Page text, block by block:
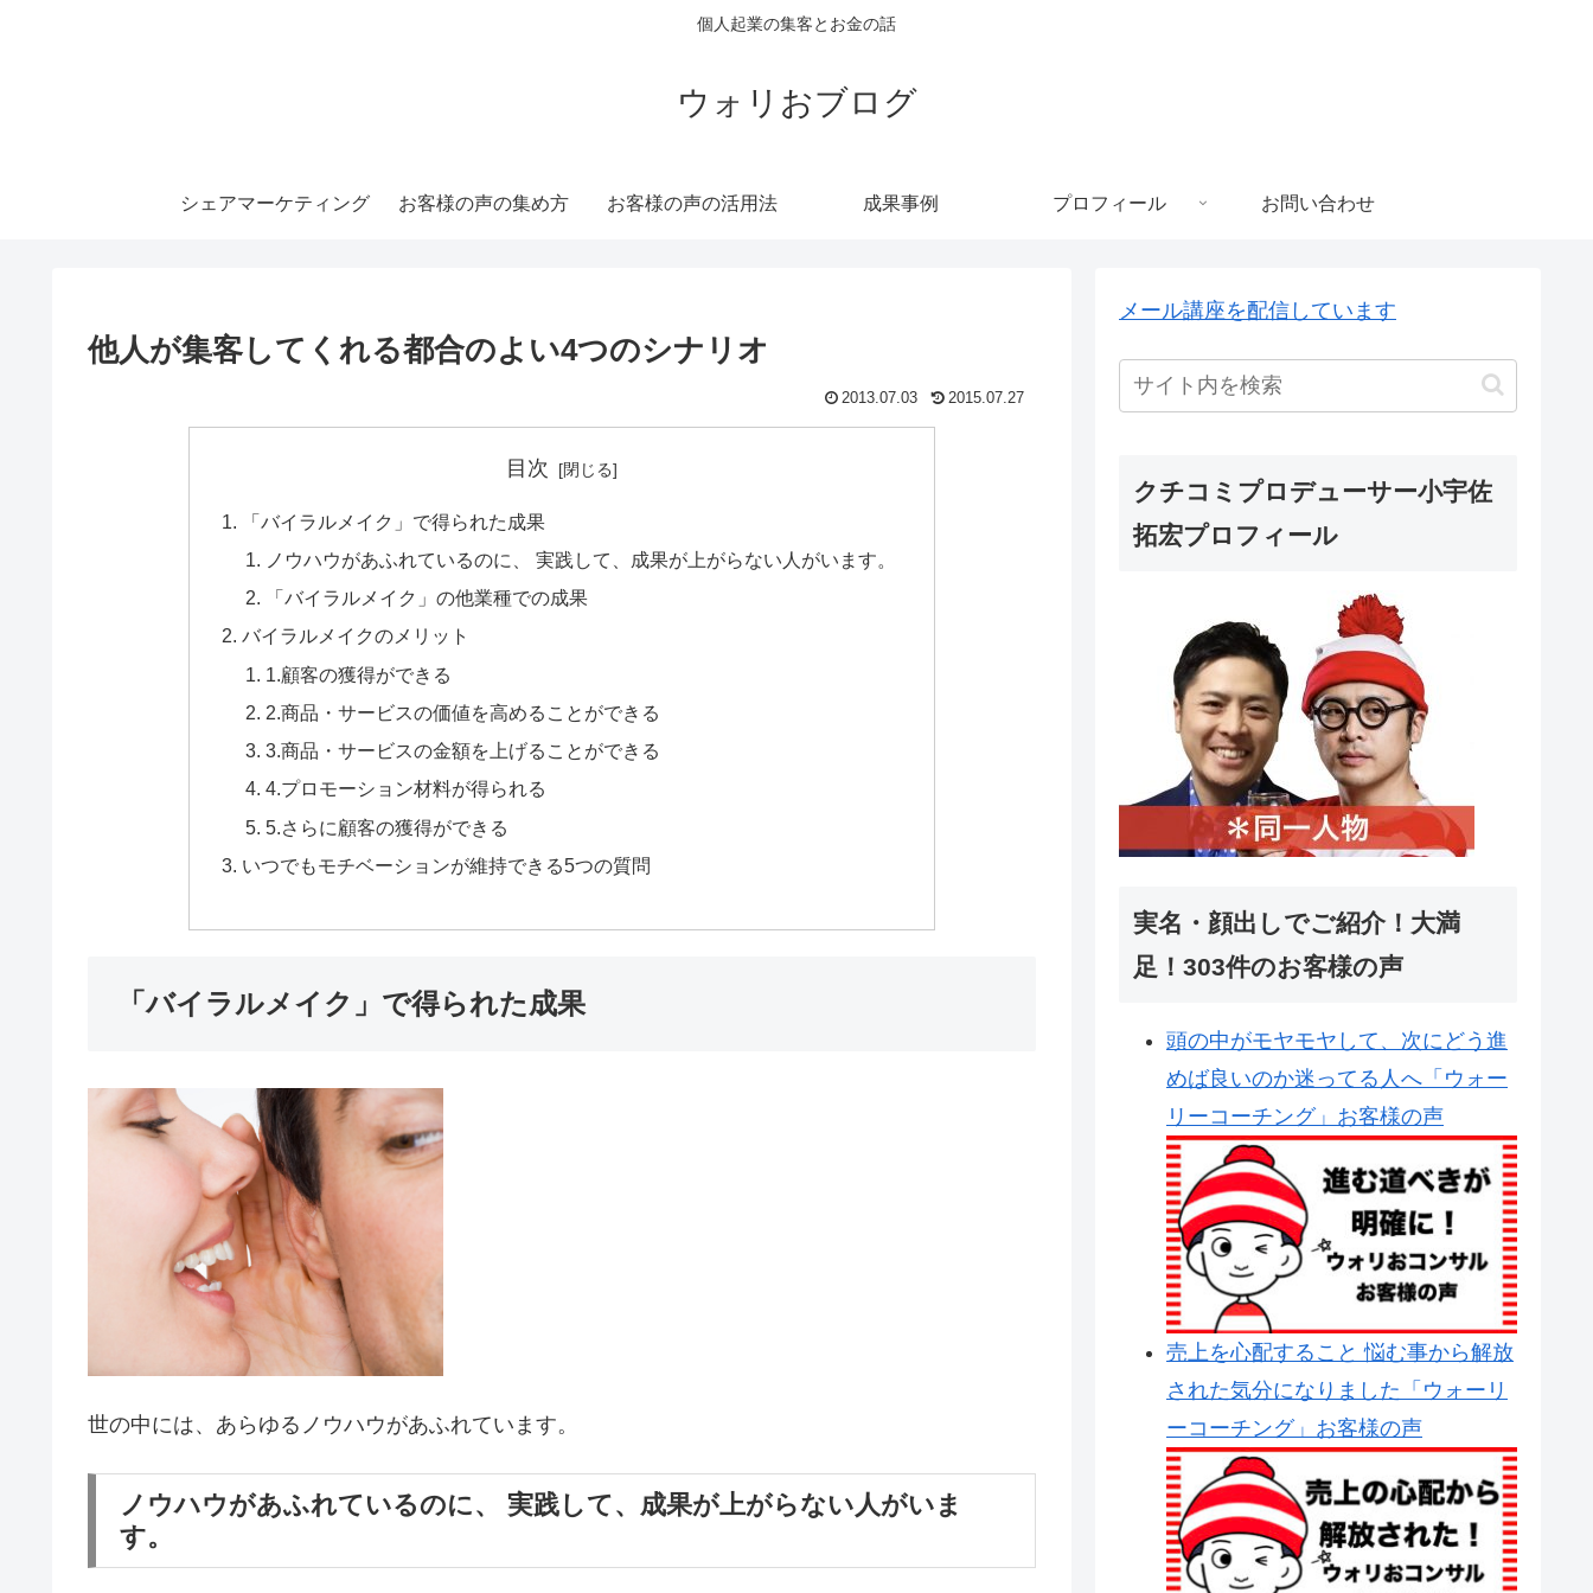
個人起業の集客とお金の話
ウォリおブログ
シェアマーケティング お客様の声の集め方 お客様の声の活用法 成果事例 プロフィール お問い合わせ
他人が集客してくれる都合のよい4つのシナリオ
2013.07.03 2015.07.27
目次
「バイラルメイク」で得られた成果
ノウハウがあふれているのに、 実践して、成果が上がらない人がいます。
「バイラルメイク」の他業種での成果
バイラルメイクのメリット
1.顧客の獲得ができる
2.商品・サービスの価値を高めることができる
3.商品・サービスの金額を上げることができる
4.プロモーション材料が得られる
5.さらに顧客の獲得ができる
いつでもモチベーションが維持できる5つの質問
「バイラルメイク」で得られた成果
世の中には、あらゆるノウハウがあふれています。
ノウハウがあふれているのに、 実践して、成果が上がらない人がいま
す。
メール講座を配信しています
クチコミプロデューサー小宇佐
拓宏プロフィール
実名・顔出しでご紹介！大満
足！303件のお客様の声
頭の中がモヤモヤして、次にどう進
めば良いのか迷ってる人へ「ウォー
リーコーチング」お客様の声
売上を心配すること 悩む事から解放
された気分になりました「ウォーリ
ーコーチング」お客様の声